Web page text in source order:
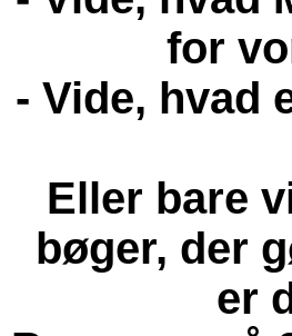
for
- Vide, hvad
Eller bare
bøger, der
er